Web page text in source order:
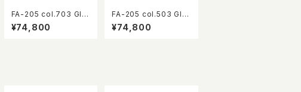
FA-205 col.703 GIL
BERT EYEWEAR 10th
Anniversary limited
¥74,800
FA-205 col.503 GIL
BERT EYEWEAR 10th
Anniversary limited
¥74,800